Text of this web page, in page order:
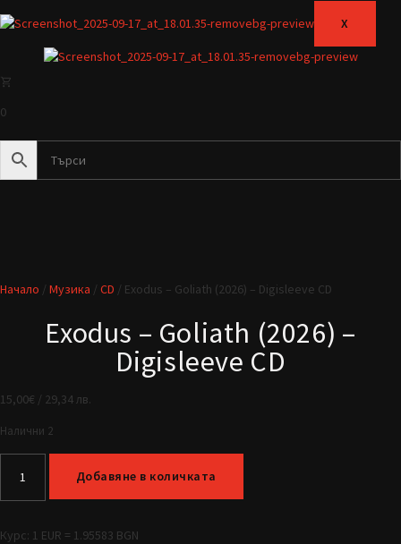
X
0
Начало / Музика / CD / Exodus – Goliath (2026) – Digisleeve CD
Exodus – Goliath (2026) –
Digisleeve CD
15,00€ / 29,34 лв.
Налични 2
Добавяне в количката
Курс: 1 EUR = 1.95583 BGN